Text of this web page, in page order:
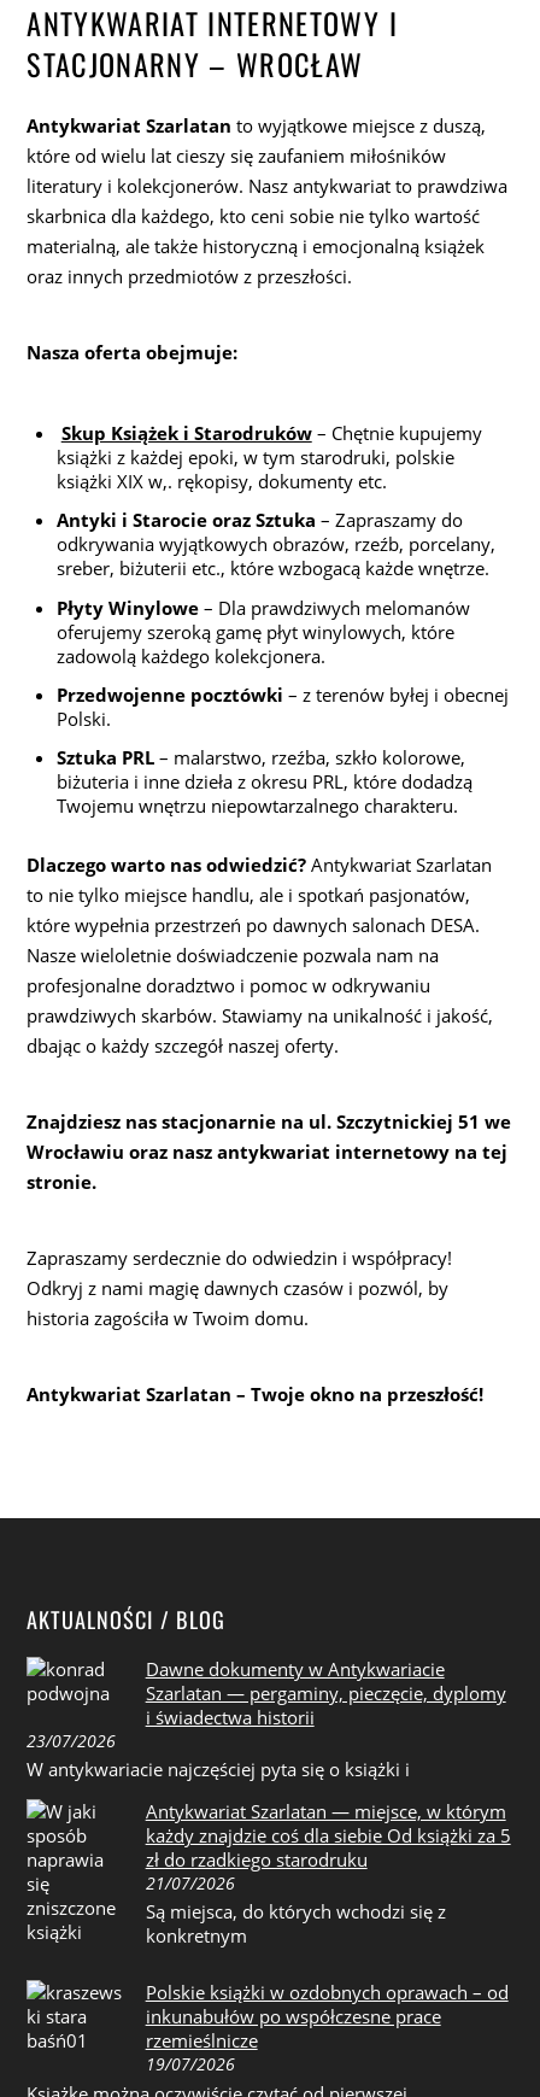
ANTYKWARIAT INTERNETOWY I
STACJONARNY – WROCŁAW
Antykwariat Szarlatan to wyjątkowe miejsce z duszą,
które od wielu lat cieszy się zaufaniem miłośników
literatury i kolekcjonerów. Nasz antykwariat to prawdziwa
skarbnica dla każdego, kto ceni sobie nie tylko wartość
materialną, ale także historyczną i emocjonalną książek
oraz innych przedmiotów z przeszłości.
Nasza oferta obejmuje:
Skup Książek i Starodruków– Chętnie kupujemy
książki z każdej epoki, w tym starodruki, polskie
książki XIX w,. rękopisy, dokumenty etc.
Antyki i Starocie oraz Sztuka – Zapraszamy do
odkrywania wyjątkowych obrazów, rzeźb, porcelany,
sreber, biżuterii etc., które wzbogacą każde wnętrze.
Płyty Winylowe– Dla prawdziwych melomanów
oferujemy szeroką gamę płyt winylowych, które
zadowolą każdego kolekcjonera.
Przedwojenne pocztówki – z terenów byłej i obecnej
Polski.
Sztuka PRL– malarstwo, rzeźba, szkło kolorowe,
biżuteria i inne dzieła z okresu PRL, które dodadzą
Twojemu wnętrzu niepowtarzalnego charakteru.
Dlaczego warto nas odwiedzić? Antykwariat Szarlatan
to nie tylko miejsce handlu, ale i spotkań pasjonatów,
które wypełnia przestrzeń po dawnych salonach DESA.
Nasze wieloletnie doświadczenie pozwala nam na
profesjonalne doradztwo i pomoc w odkrywaniu
prawdziwych skarbów. Stawiamy na unikalność i jakość,
dbając o każdy szczegół naszej oferty.
Znajdziesz nas stacjonarnie na ul. Szczytnickiej 51 we
Wrocławiu oraz nasz antykwariat internetowy na tej
stronie.
Zapraszamy serdecznie do odwiedzin i współpracy!
Odkryj z nami magię dawnych czasów i pozwól, by
historia zagościła w Twoim domu.
Antykwariat Szarlatan – Twoje okno na przeszłość!
AKTUALNOŚCI / BLOG
Dawne dokumenty w Antykwariacie
Szarlatan — pergaminy, pieczęcie, dyplomy
i świadectwa historii
23/07/2026
W antykwariacie najczęściej pyta się o książki i
Antykwariat Szarlatan — miejsce, w którym
każdy znajdzie coś dla siebie Od książki za 5
zł do rzadkiego starodruku
21/07/2026
Są miejsca, do których wchodzi się z
konkretnym
Polskie książki w ozdobnych oprawach – od
inkunabułów po współczesne prace
rzemieślnicze
19/07/2026